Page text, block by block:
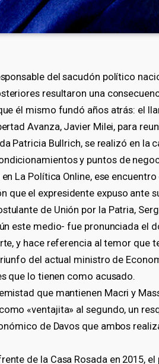
del sacudón político
resultaron una
él mismo fundó años atrás: el
Avanza, Javier Milei, para
Patricia Bullrich, se realizó en la
y puntos de
La Política Online, ese encuentro
que el expresidente expuso ante
de Unión por la Patria,
este medio- fue pronunciada el
y hace referencia al temor que
del actual ministro de
que lo tienen como acusado.
que mantienen Macri y
«ventajita» al segundo, un
de Davos que ambos
de la Casa Rosada en 2015, el